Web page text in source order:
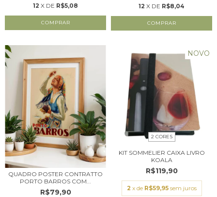
12 X DE R$5,08
COMPRAR
12 X DE R$8,04
COMPRAR
QUADRO POSTER CONTRATTO
PORTO BARROS COM...
R$79,90
NOVO
2 CORES
KIT SOMMELIER CAIXA LIVRO
KOALA
R$119,90
2 x de R$59,95 sem juros